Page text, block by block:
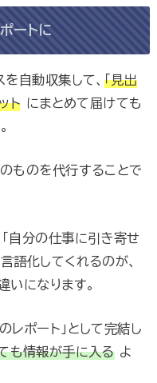
ートに
自動収集して、 「見出
ト にまとめて届けても
ものを代行することで
自分の仕事に引き寄せ
語化してくれるのが、
になります。
レポート」として完結し
も情報が手に入るよ